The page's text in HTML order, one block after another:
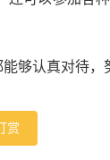
够认真对待，
赏